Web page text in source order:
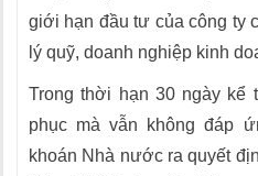
giới hạn đầu tư của công ty
lý quỹ, doanh nghiệp kinh
Trong thời hạn 30 ngày kể
phục mà vẫn không đáp
khoán Nhà nước ra quyết